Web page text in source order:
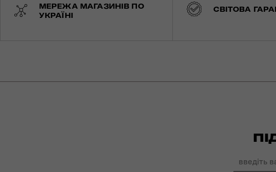
МЕРЕЖА МАГАЗИНІВ ПО
УКРАЇНІ
СВІТОВА